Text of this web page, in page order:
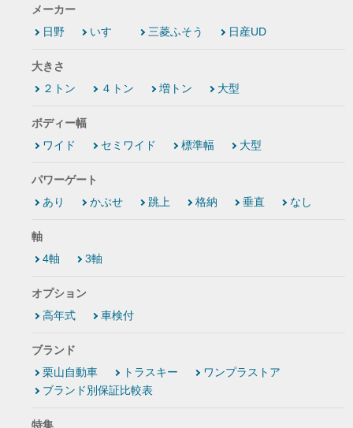
メーカー
日野
いすゞ 三菱ふそう 日産UD
大きさ
２トン
４トン 増トン 大型
ボディー幅
ワイド
セミワイド 標準幅 大型
パワーゲート
あり
かぶせ 跳上 格納 垂直 なし
軸
4軸
3軸
オプション
高年式
車検付
ブランド
栗山自動車
トラスキー
ワンプラストア
ブランド別保証比較表
特集